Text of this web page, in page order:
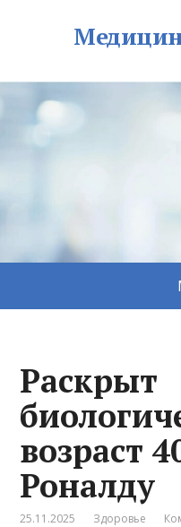
Раскрыт
возраст
Роналду
25.11.2025 Здоровье